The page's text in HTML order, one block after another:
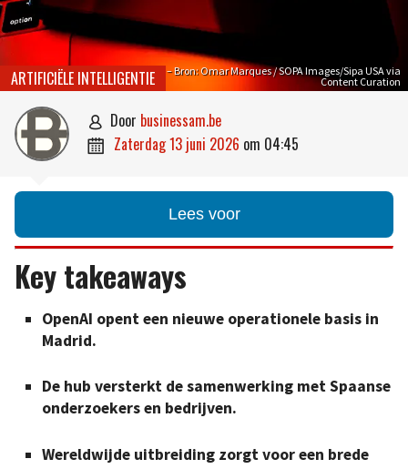
OpenAI – Bron: Omar Marques / SOPA Images/Sipa USA via
Content Curation
ARTIFICIËLE INTELLIGENTIE
 door businessam.be
 zaterdag 13 juni 2026 om 04:45
Lees voor
Key takeaways
OpenAI opent een nieuwe operationele basis in
Madrid.
De hub versterkt de samenwerking met Spaanse
onderzoekers en bedrijven.
Wereldwijde uitbreiding zorgt voor een brede